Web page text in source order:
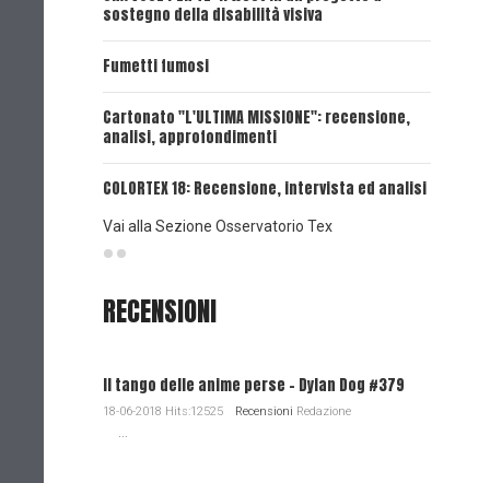
sostegno della disabilità visiva
Fumetti fumosi
Cartonato "L'ULTIMA MISSIONE": recensione,
analisi, approfondimenti
COLORTEX 18: Recensione, intervista ed analisi
Vai alla Sezione Osservatorio Tex
RECENSIONI
Il tango delle anime perse - Dylan Dog #379
18-06-2018 Hits:12525 Recensioni Redazione
...